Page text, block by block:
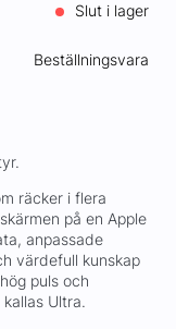
Slut i lager
Beställningsvara
räcker i flera
på en Apple
anpassade
värdefull kunskap
puls och
Ultra.